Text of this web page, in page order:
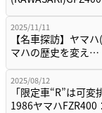
2025/11/11
【名車探訪】ヤマ
マハの歴史を変え…
2025/08/12
「限定車“R”は可変
1986ヤマハ